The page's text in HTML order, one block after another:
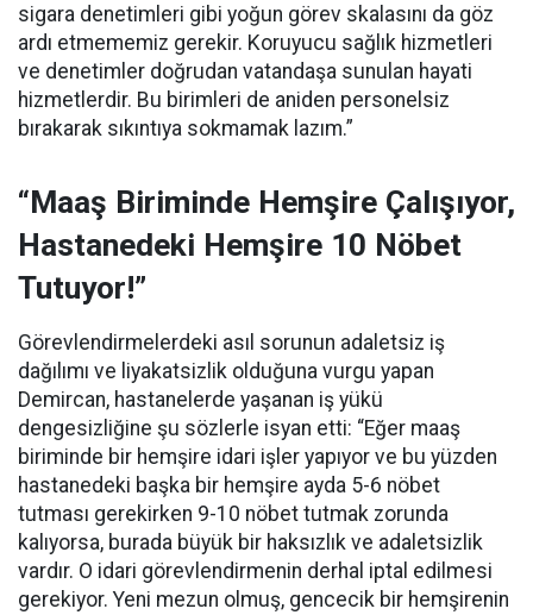
sigara denetimleri gibi yoğun görev skalasını da göz
ardı etmememiz gerekir. Koruyucu sağlık hizmetleri
ve denetimler doğrudan vatandaşa sunulan hayati
hizmetlerdir. Bu birimleri de aniden personelsiz
bırakarak sıkıntıya sokmamak lazım.”
“Maaş Biriminde Hemşire Çalışıyor,
Hastanedeki Hemşire 10 Nöbet
Tutuyor!”
Görevlendirmelerdeki asıl sorunun adaletsiz iş
dağılımı ve liyakatsizlik olduğuna vurgu yapan
Demircan, hastanelerde yaşanan iş yükü
dengesizliğine şu sözlerle isyan etti: “Eğer maaş
biriminde bir hemşire idari işler yapıyor ve bu yüzden
hastanedeki başka bir hemşire ayda 5-6 nöbet
tutması gerekirken 9-10 nöbet tutmak zorunda
kalıyorsa, burada büyük bir haksızlık ve adaletsizlik
vardır. O idari görevlendirmenin derhal iptal edilmesi
gerekiyor. Yeni mezun olmuş, gencecik bir hemşirenin